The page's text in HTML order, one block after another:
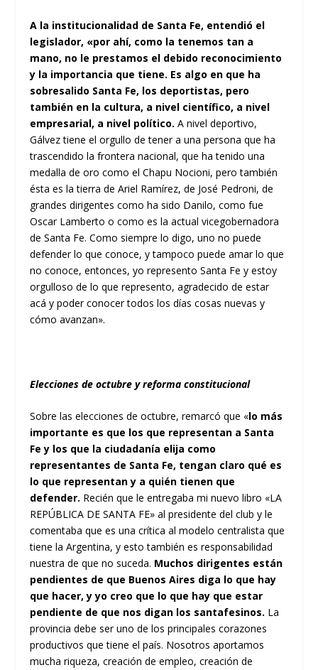
A la institucionalidad de Santa Fe, entendió el
legislador, «por ahí, como la tenemos tan a
mano, no le prestamos el debido reconocimiento
y la importancia que tiene. Es algo en que ha
sobresalido Santa Fe, los deportistas, pero
también en la cultura, a nivel científico, a nivel
empresarial, a nivel político. A nivel deportivo,
Gálvez tiene el orgullo de tener a una persona que ha
trascendido la frontera nacional, que ha tenido una
medalla de oro como el Chapu Nocioni, pero también
ésta es la tierra de Ariel Ramírez, de José Pedroni, de
grandes dirigentes como ha sido Danilo, como fue
Oscar Lamberto o como es la actual vicegobernadora
de Santa Fe. Como siempre lo digo, uno no puede
defender lo que conoce, y tampoco puede amar lo que
no conoce, entonces, yo represento Santa Fe y estoy
orgulloso de lo que represento, agradecido de estar
acá y poder conocer todos los días cosas nuevas y
cómo avanzan».
Elecciones de octubre y reforma constitucional
Sobre las elecciones de octubre, remarcó que «lo más
importante es que los que representan a Santa
Fe y los que la ciudadanía elija como
representantes de Santa Fe, tengan claro qué es
lo que representan y a quién tienen que
defender. Recién que le entregaba mi nuevo libro «LA
REPÚBLICA DE SANTA FE» al presidente del club y le
comentaba que es una crítica al modelo centralista que
tiene la Argentina, y esto también es responsabilidad
nuestra de que no suceda. Muchos dirigentes están
pendientes de que Buenos Aires diga lo que hay
que hacer, y yo creo que lo que hay que estar
pendiente de que nos digan los santafesinos. La
provincia debe ser uno de los principales corazones
productivos que tiene el país. Nosotros aportamos
mucha riqueza, creación de empleo, creación de